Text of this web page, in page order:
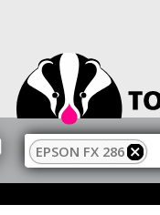
EPSON FX 286